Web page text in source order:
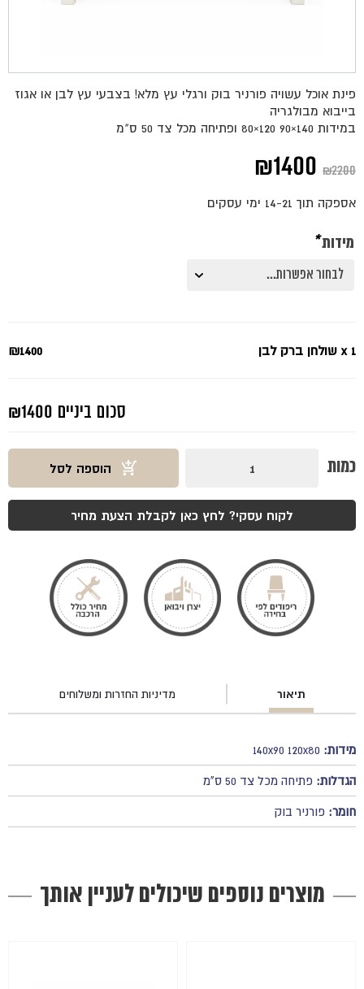
פינת אוכל עשויה פורניר בוק ורגלי עץ מלא! בצבעי עץ לבן או אגוז
בייבוא מבולגריה
במידות 140×90 120×80 ופתיחה מכל צד 50 ס"מ
₪2200
המחיר
המקורי
₪1400
הנוכחי
אספקה תוך 14-21 ימי עסקים
מידות*
x 1שולחן ברק לבן ₪1400
סכום ביניים ₪1400
כמות
ברק
הוספה לסל
לקוח עסקי? לחץ כאן לקבלת הצעת מחיר
תיאור מדיניות החזרות ומשלוחים
מידות:
הגדלות: פתיחה מכל צד 50 ס"מ
חומר: פורניר בוק
מוצרים נוספים שיכולים לעניין אותך